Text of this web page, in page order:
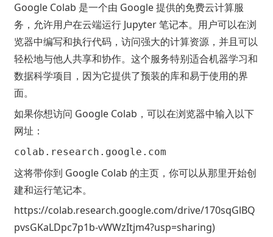
Google Colab 是一个由 Google 提供的免费云计算服
务，允许用户在云端运行 Jupyter 笔记本。用户可以在浏
览器中编写和执行代码，访问强大的计算资源，并且可以
轻松地与他人共享和协作。这个服务特别适合机器学习和
数据科学项目，因为它提供了预装的库和易于使用的界
面。
如果你想访问 Google Colab，可以在浏览器中输入以下
网址：
colab.research.google.com
这将带你到 Google Colab 的主页，你可以从那里开始创
建和运行笔记本。
https://colab.research.google.com/drive/170sqGlBQ
pvsGKaLDpc7p1b-vWWzItjm4?usp=sharing)